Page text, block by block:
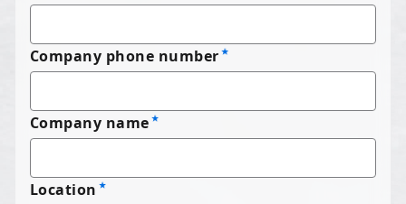
Company phone number
Company name
Location